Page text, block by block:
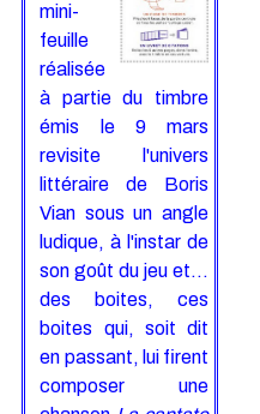
mini-
feuille
réalisée
à partie du timbre
émis le 9 mars
revisite l'univers
littéraire de Boris
Vian sous un angle
ludique, à l'instar de
son goût du jeu et…
des boites, ces
boites qui, soit dit
en passant, lui firent
composer une